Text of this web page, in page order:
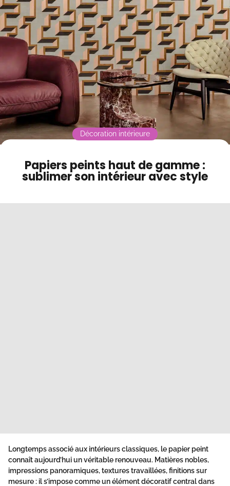
Contact
Mode sombre
Papiers peints haut de gamme :
sublimer son intérieur avec style
Décoration intérieure
Longtemps associé aux intérieurs classiques, le papier peint
connaît aujourd’hui un véritable renouveau. Matières nobles,
impressions panoramiques, textures travaillées, finitions sur
mesure : il s’impose comme un élément décoratif central dans